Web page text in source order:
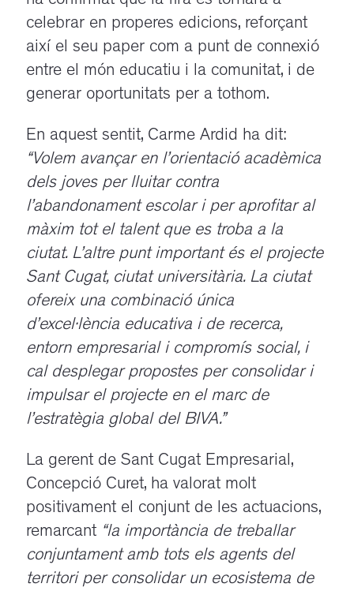
celebrar en properes edicions, reforçant
així el seu paper com a punt de connexió
entre el món educatiu i la comunitat, i de
generar oportunitats per a tothom.
En aquest sentit, Carme Ardid ha dit:
“Volem avançar en l’orientació acadèmica
dels joves per lluitar contra
l’abandonament escolar i per aprofitar al
màxim tot el talent que es troba a la
ciutat. L’altre punt important és el projecte
Sant Cugat, ciutat universitària. La ciutat
ofereix una combinació única
d’excel·lència educativa i de recerca,
entorn empresarial i compromís social, i
cal desplegar propostes per consolidar i
impulsar el projecte en el marc de
l’estratègia global del BIVA.”
La gerent de Sant Cugat Empresarial,
Concepció Curet, ha valorat molt
positivament el conjunt de les actuacions,
remarcant “la importància de treballar
conjuntament amb tots els agents del
territori per consolidar un ecosistema de